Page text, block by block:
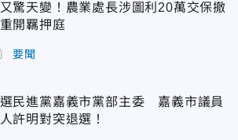
驚天變！農業處長涉圖利20萬交保撤
開羈押庭
要聞
民進黨嘉義市黨部主委 嘉義市議員
許明對突退選！